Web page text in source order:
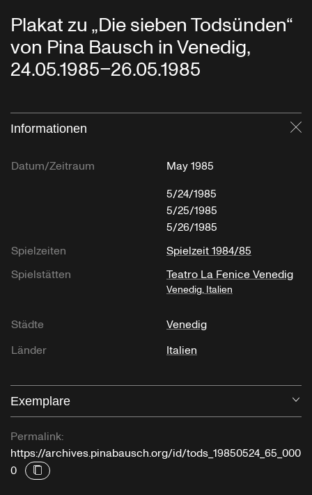
Plakat zu „Die sieben Todsünden“
von Pina Bausch in Venedig,
24.05.1985–26.05.1985
Informationen
Datum/Zeitraum
May 1985
5/24/1985
5/25/1985
5/26/1985
Spielzeiten
Spielzeit 1984/85
Spielstätten
Teatro La Fenice Venedig
Venedig, Italien
Städte
Venedig
Länder
Italien
Exemplare
Permalink:
https://archives.pinabausch.org/id/tods_19850524_65_000
0